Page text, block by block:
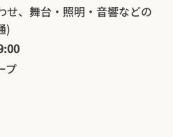
せ、舞台・照明・音響などの
)
プ